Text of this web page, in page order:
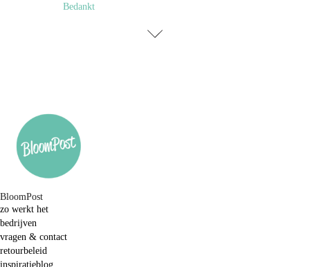
Bedankt
BloomPost
zo werkt het
bedrijven
vragen & contact
retourbeleid
inspiratieblog